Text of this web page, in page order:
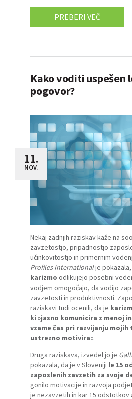
PREBERI VEČ
Kako voditi uspešen
pogovor?
11.
NOV.
Nekaj zadnjih raziskav kaže na
zavzetostjo, pripadnostjo
učinkovitostjo in primernim
Profiles Internationalje
karizmo odlikujejo posebni
vodjem omogočajo, da vodijo
zavzetosti in produktivnosti.
raziskavi tudi ocenili, da je
ki »jasno komunicira z menoj
vzame čas pri razvijanju mojih
ustrezno motivira«.
Druga raziskava, izvedel jo je
pokazala, da je v Sloveniji le 15
zaposlenih zavzetih za svoje
gonilo motivacije in razvoja
je nezavzetih in kar 15 odstotkov